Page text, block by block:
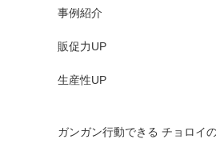
事例紹介
販促力UP
生産性UP
ガンガン行動できる チョロイ